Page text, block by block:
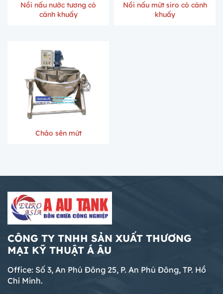
Nồi nấu nước tương có
cánh khuấy
Nồi nấu mứt siro có cánh
khuấy
Chảo sên mứt
CÔNG TY TNHH SẢN XUẤT THƯƠNG
MẠI KỸ THUẬT Á ÂU
Office: Số 3, An Phú Đông 25, P. An Phú Đông, TP. Hồ
Chí Minh.